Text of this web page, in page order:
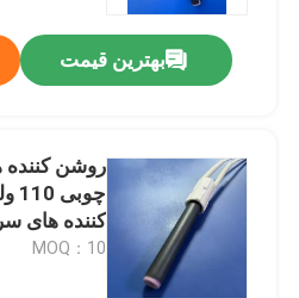
بهترین قیمت
روشن کننده
کننده های
MOQ：10